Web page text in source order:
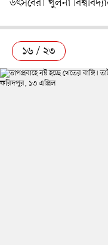
উৎসবের। খুলনা
১৬ / ২৩